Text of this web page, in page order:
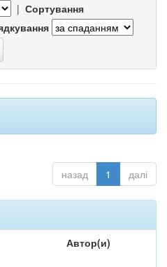
| Сортування
назад 1 далі
Автор(и)